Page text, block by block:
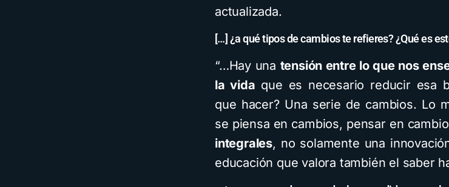
actualizada.
[…] ¿a qué tipos de cambios te refieres? ¿Qué es
“…Hay una tensión entre lo que nos
la vida que es necesario reducir esa
que hacer? Una serie de cambios. Lo
se piensa en cambios, pensar en
integrales, no solamente una
educación que valora también el saber